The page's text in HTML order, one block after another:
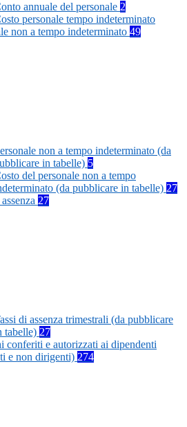
annuale del personale 2
personale tempo indeterminato
non a tempo indeterminato 49
non a tempo indeterminato (da
in tabelle) 5
del personale non a tempo
(da pubblicare in tabelle) 27
27
di assenza trimestrali (da pubblicare
tabelle) 27
conferiti e autorizzati ai dipendenti
e non dirigenti) 274